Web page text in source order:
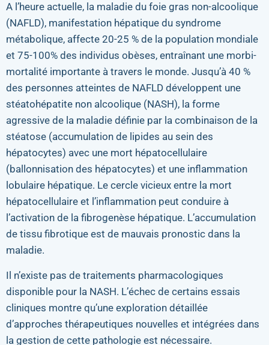
A l’heure actuelle, la maladie du foie gras non-alcoolique
(NAFLD), manifestation hépatique du syndrome
métabolique, affecte 20-25 % de la population mondiale
et 75-100% des individus obèses, entraînant une morbi-
mortalité importante à travers le monde. Jusqu’à 40 %
des personnes atteintes de NAFLD développent une
stéatohépatite non alcoolique (NASH), la forme
agressive de la maladie définie par la combinaison de la
stéatose (accumulation de lipides au sein des
hépatocytes) avec une mort hépatocellulaire
(ballonnisation des hépatocytes) et une inflammation
lobulaire hépatique. Le cercle vicieux entre la mort
hépatocellulaire et l’inflammation peut conduire à
l’activation de la fibrogenèse hépatique. L’accumulation
de tissu fibrotique est de mauvais pronostic dans la
maladie.
Il n’existe pas de traitements pharmacologiques
disponible pour la NASH. L’échec de certains essais
cliniques montre qu’une exploration détaillée
d’approches thérapeutiques nouvelles et intégrées dans
la gestion de cette pathologie est nécessaire.